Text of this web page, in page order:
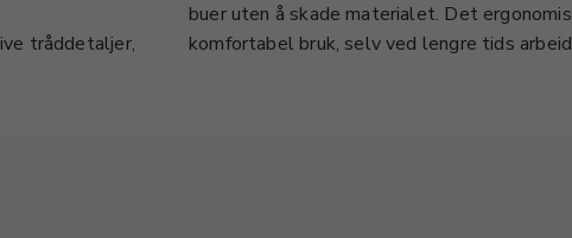
tråddetaljer,
buer uten å skade materialet. Det
komfortabel bruk, selv ved lengre tids